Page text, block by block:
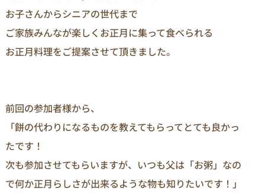
お子さんからシニアの世代まで
ご家族みんなが楽しくお正月に集って食べられる
お正月料理をご提案させて頂きました。
前回の参加者様から、
「餅の代わりになるものを教えてもらってとても良かっ
たです！
次も参加させてもらいますが、いつも父は「お粥」なの
で何か正月らしさが出来るような物も知りたいです！」